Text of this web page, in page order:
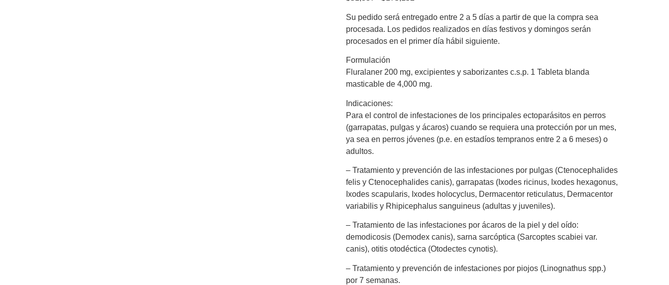
Su pedido será entregado entre 2 a 5 días a partir de que la compra sea
procesada. Los pedidos realizados en días festivos y domingos serán
procesados en el primer día hábil siguiente.
Formulación
Fluralaner 200 mg, excipientes y saborizantes c.s.p. 1 Tableta blanda
masticable de 4,000 mg.
Indicaciones:
Para el control de infestaciones de los principales ectoparásitos en perros
(garrapatas, pulgas y ácaros) cuando se requiera una protección por un mes,
ya sea en perros jóvenes (p.e. en estadíos tempranos entre 2 a 6 meses) o
adultos.
– Tratamiento y prevención de las infestaciones por pulgas (Ctenocephalides
felis y Ctenocephalides canis), garrapatas (Ixodes ricinus, Ixodes hexagonus,
Ixodes scapularis, Ixodes holocyclus, Dermacentor reticulatus, Dermacentor
variabilis y Rhipicephalus sanguineus (adultas y juveniles).
– Tratamiento de las infestaciones por ácaros de la piel y del oído:
demodicosis (Demodex canis), sarna sarcóptica (Sarcoptes scabiei var.
canis), otitis otodéctica (Otodectes cynotis).
– Tratamiento y prevención de infestaciones por piojos (Linognathus spp.)
por 7 semanas.